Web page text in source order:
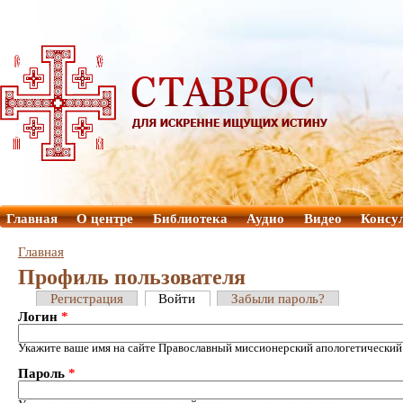
Главная О центре Библиотека Аудио Видео
Главная
Профиль пользователя
Регистрация Войти
Забыли пароль?
Логин *
Укажите ваше имя на сайте Православный миссионерский
Пароль *